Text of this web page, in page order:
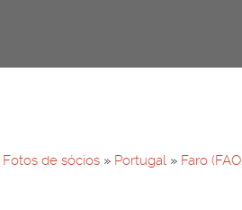
Fotos de sócios » Portugal » Faro